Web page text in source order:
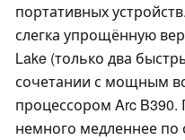
портативных
слегка упрощённую
Lake (только два
сочетании с мощным
процессором Arc
немного медленнее по